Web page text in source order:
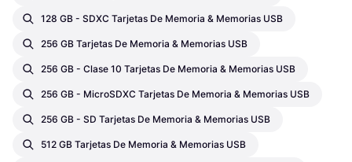
128 GB - SDXC Tarjetas De Memoria & Memorias USB
256 GB Tarjetas De Memoria & Memorias USB
256 GB - Clase 10 Tarjetas De Memoria & Memorias USB
256 GB - MicroSDXC Tarjetas De Memoria & Memorias USB
256 GB - SD Tarjetas De Memoria & Memorias USB
512 GB Tarjetas De Memoria & Memorias USB